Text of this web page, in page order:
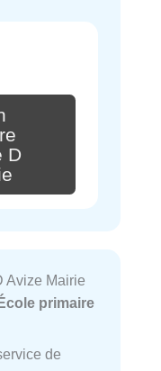
D
Avize Mairie
École primaire
de